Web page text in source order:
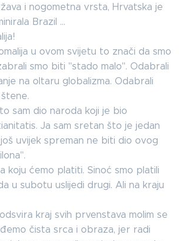
i nogometna vrsta, Hrvatska je
Brazil ...
u ovom svijetu to znači da smo
smo biti "stado malo". Odabrali
na oltaru globalizma. Odabrali
sam dio naroda koji je bio
Ja sam sretan što je jedan
uvijek spreman ne biti dio ovog
koju ćemo platiti. Sinoć smo platili
u subotu uslijedi drugi. Ali na kraju
kraj svih prvenstava molim se
čista srca i obraza, jer radi